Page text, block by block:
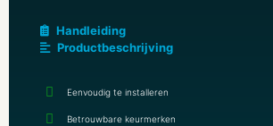
Handleiding
Productbeschrijving
Eenvoudig te installeren
Betrouwbare keurmerken